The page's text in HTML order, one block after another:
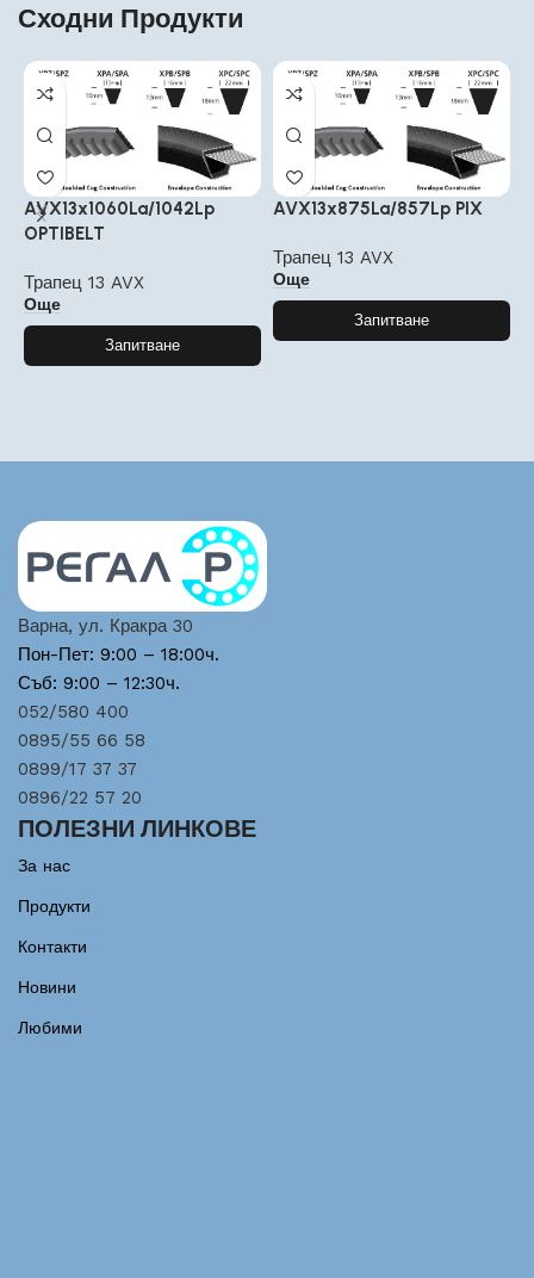
Сходни Продукти
AVX13x1060La/1042Lp
OPTIBELT
Трапец 13 AVX
Още
Запитване
AVX13x875La/857Lp PIX
Трапец 13 AVX
Още
Запитване
Варна, ул. Кракра 30
Пон-Пет: 9:00 – 18:00ч.
Съб: 9:00 – 12:30ч.
052/580 400
0895/55 66 58
0899/17 37 37
0896/22 57 20
ПОЛЕЗНИ ЛИНКОВЕ
За нас
Продукти
Контакти
Новини
Любими